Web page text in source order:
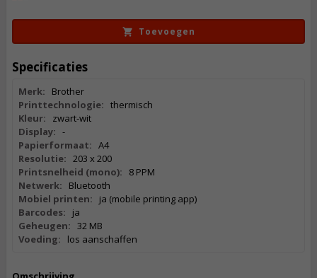
Toevoegen
Specificaties
Merk:
Brother
Printtechnologie: thermisch
Kleur:
zwart-wit
Display: -
Papierformaat: A4
Resolutie: 203 x 200
Printsnelheid (mono):
8 PPM
Netwerk:
Bluetooth
Mobiel printen:
ja (mobile printing app)
Barcodes:
ja
Geheugen: 32 MB
Voeding:
los aanschaffen